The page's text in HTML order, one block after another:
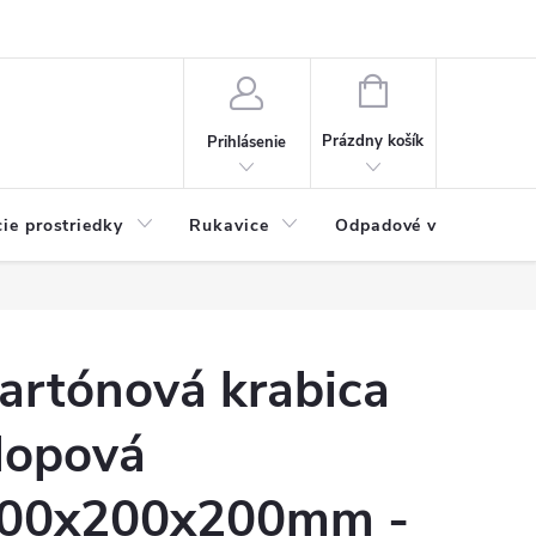
Prihlásenie
NÁKUPNÝ
Prázdny košík
prostriedky Rukavice Odpadové vrecia
krabica
-